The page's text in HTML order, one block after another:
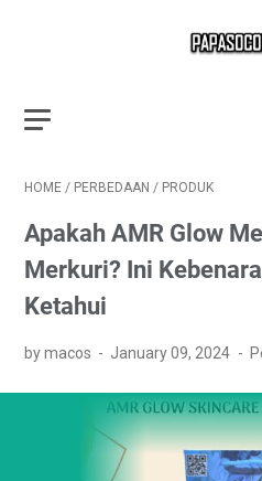
HOME / PERBEDAAN / PRODUK
Apakah AMR Glow
Merkuri? Ini
Ketahui
by macos January 09, 2024